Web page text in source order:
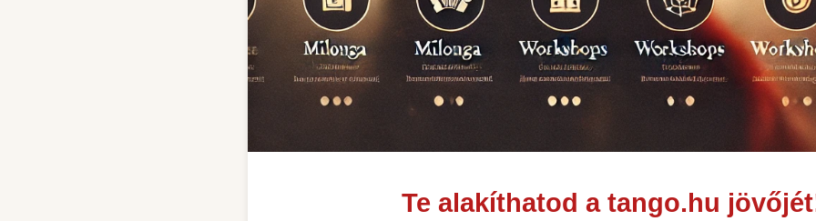
Te alakíthatod a tango.hu